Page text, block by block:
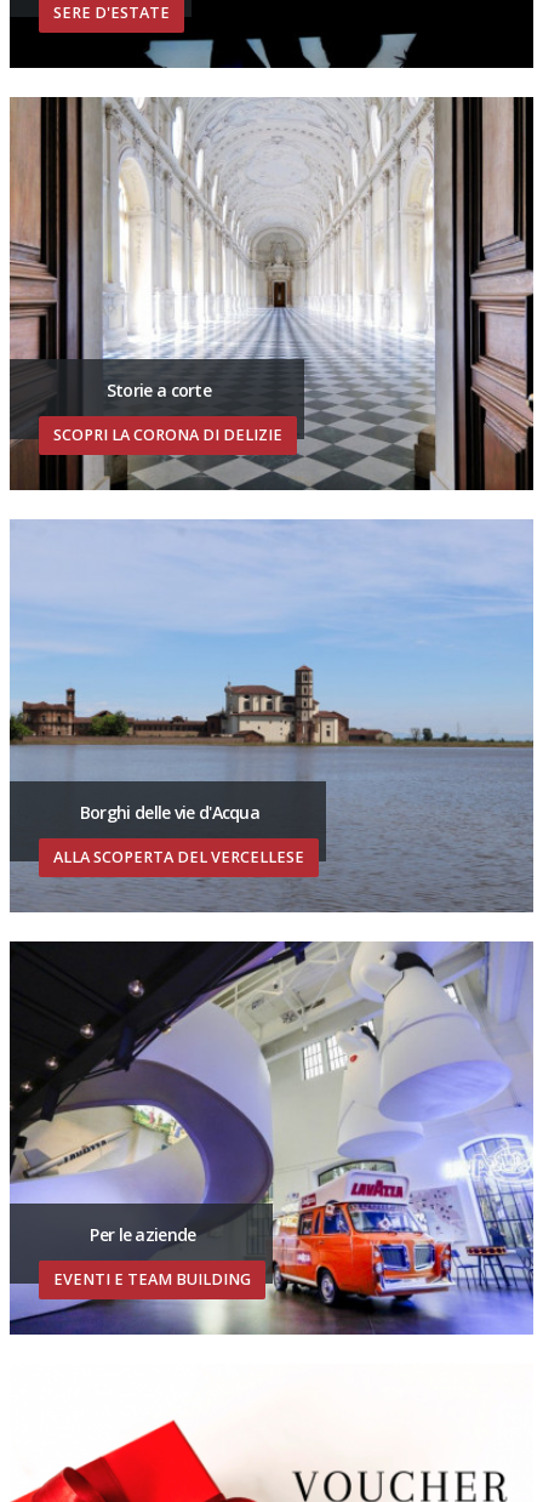
SERE D'ESTATE
Storie a corte
SCOPRI LA CORONA DI DELIZIE
Borghi delle vie d'Acqua
ALLA SCOPERTA DEL VERCELLESE
Per le aziende
EVENTI E TEAM BUILDING